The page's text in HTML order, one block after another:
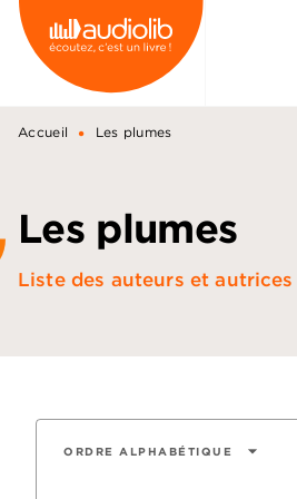
MENU RECHERCHE
PIED DE PAGE
Accueil • Les plumes
Les plumes
Liste des auteurs et
ORDRE ALPHABÉTIQUE arrow_drop_down